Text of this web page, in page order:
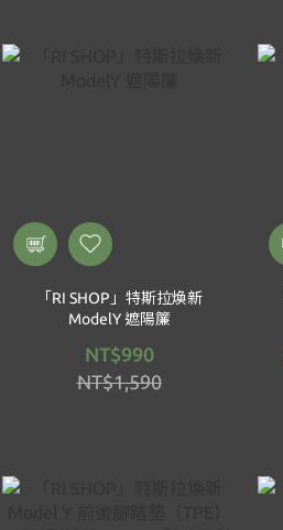
「RI SHOP」特斯拉煥新
ModelY 遮陽簾
NT$990
NT$1,590